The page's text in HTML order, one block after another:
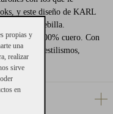
y este diseño de KARL
en la hebilla.
100% cuero. Con
a los estilismos,
nunca.
propias y
una
realizar
sirve
en